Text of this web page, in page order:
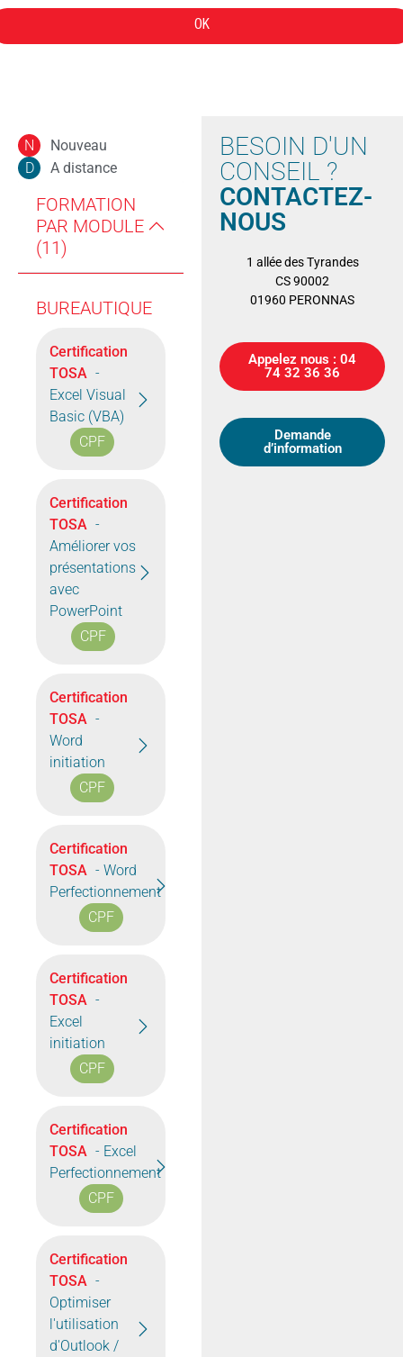
OK
N Nouveau
D A distance
FORMATION
PAR MODULE
(11)
BUREAUTIQUE
Certification
TOSA -
Excel Visual
Basic (VBA)
CPF
Certification
TOSA -
Améliorer vos
présentations
avec
PowerPoint
CPF
Certification
TOSA -
Word
initiation
CPF
Certification
TOSA - Word
Perfectionnement
CPF
Certification
TOSA -
Excel
initiation
CPF
Certification
TOSA - Excel
Perfectionnement
CPF
Certification
TOSA -
Optimiser
l'utilisation
d'Outlook /
BESOIN D'UN
CONSEIL ?
CONTACTEZ-
NOUS
1 allée des Tyrandes
CS 90002
01960 PERONNAS
Appelez nous : 04
74 32 36 36
Demande
d’information